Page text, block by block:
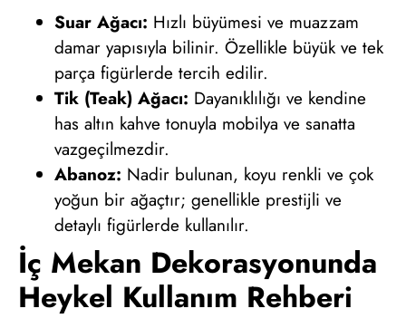
Suar Ağacı: Hızlı büyümesi ve muazzam
damar yapısıyla bilinir. Özellikle büyük ve tek
parça figürlerde tercih edilir.
Tik (Teak) Ağacı: Dayanıklılığı ve kendine
has altın kahve tonuyla mobilya ve sanatta
vazgeçilmezdir.
Abanoz: Nadir bulunan, koyu renkli ve çok
yoğun bir ağaçtır; genellikle prestijli ve
detaylı figürlerde kullanılır.
İç Mekan Dekorasyonunda
Heykel Kullanım Rehberi